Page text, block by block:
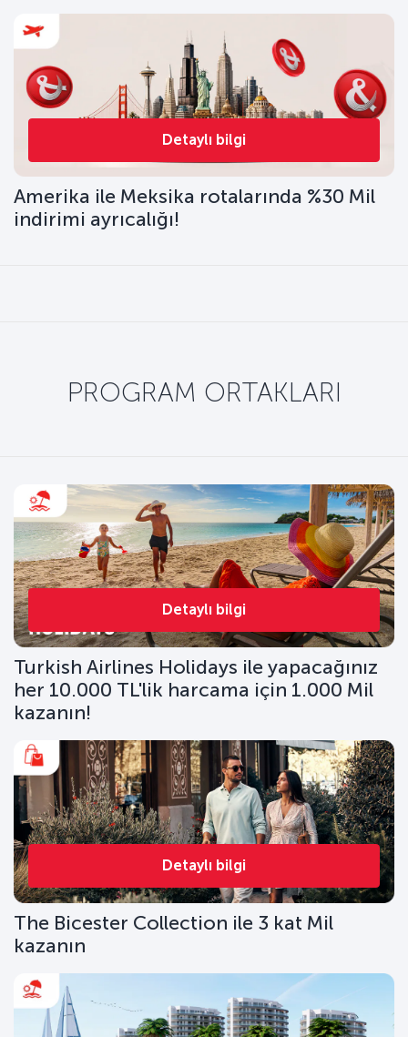
Detaylı bilgi
Amerika ile Meksika rotalarında %30 Mil
indirimi ayrıcalığı!
PROGRAM ORTAKLARI
Detaylı bilgi
Turkish Airlines Holidays ile yapacağınız
her 10.000 TL'lik harcama için 1.000 Mil
kazanın!
Detaylı bilgi
The Bicester Collection ile 3 kat Mil
kazanın